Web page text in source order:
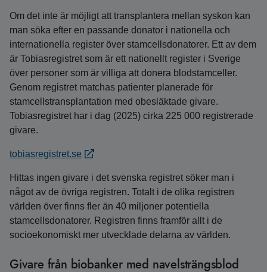
Om det inte är möjligt att transplantera mellan syskon kan
man söka efter en passande donator i nationella och
internationella register över stamcellsdonatorer. Ett av dem
är Tobiasregistret som är ett nationellt register i Sverige
över personer som är villiga att donera blodstamceller.
Genom registret matchas patienter planerade för
stamcellstransplantation med obesläktade givare.
Tobiasregistret har i dag (2025) cirka 225 000 registrerade
givare.
tobiasregistret.se
Hittas ingen givare i det svenska registret söker man i
något av de övriga registren. Totalt i de olika registren
världen över finns fler än 40 miljoner potentiella
stamcellsdonatorer. Registren finns framför allt i de
socioekonomiskt mer utvecklade delarna av världen.
Givare från biobanker med navelsträngsblod